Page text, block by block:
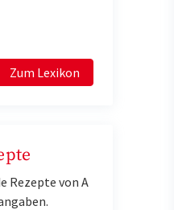
Zum Lexikon
Rezepte von A